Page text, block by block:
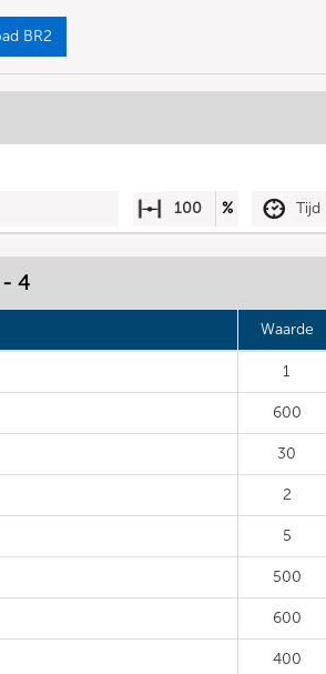
BR2
100 % Tijd
- 4
Waarde
1
600
30
2
5
500
600
400